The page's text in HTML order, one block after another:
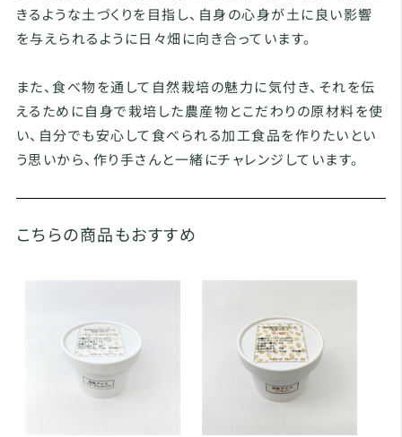
きるような土づくりを目指し、自身の心身が土に良い影響
を与えられるように日々畑に向き合っています。
また、食べ物を通して自然栽培の魅力に気付き、それを伝
えるために自身で栽培した農産物とこだわりの原材料を使
い、自分でも安心して食べられる加工食品を作りたいとい
う思いから、作り手さんと一緒にチャレンジしています。
こちらの商品もおすすめ